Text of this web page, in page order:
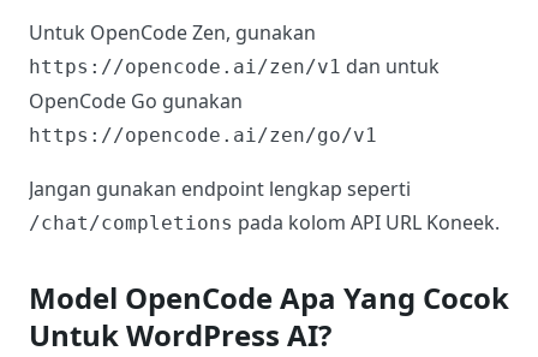
Untuk OpenCode Zen, gunakan
https://opencode.ai/zen/v1 dan untuk
OpenCode Go gunakan
https://opencode.ai/zen/go/v1
Jangan gunakan endpoint lengkap seperti
/chat/completions pada kolom API URL Koneek.
Model OpenCode Apa Yang Cocok
Untuk WordPress AI?